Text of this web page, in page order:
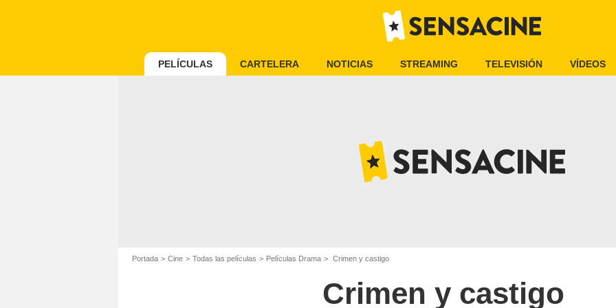
PELÍCULAS CARTELERA NOTICIAS STREAMING TELEVISIÓN VÍDEOS
Portada Cine Todas las películas Películas Drama Crimen y castigo
Crimen y castigo